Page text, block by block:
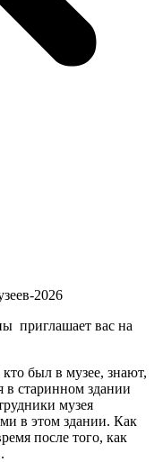
2026
приглашает вас на
был в музее, знают,
в старинном здании
музея
в этом здании. Как
после того, как